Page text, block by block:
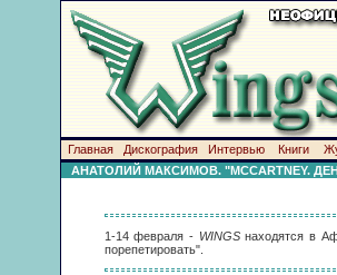
Главная Дискография Интервью Книги
АНАТОЛИЙ МАКСИМОВ. "MCCARTNEY.
1-14 февраля - WINGSнаходятся в
порепетировать".